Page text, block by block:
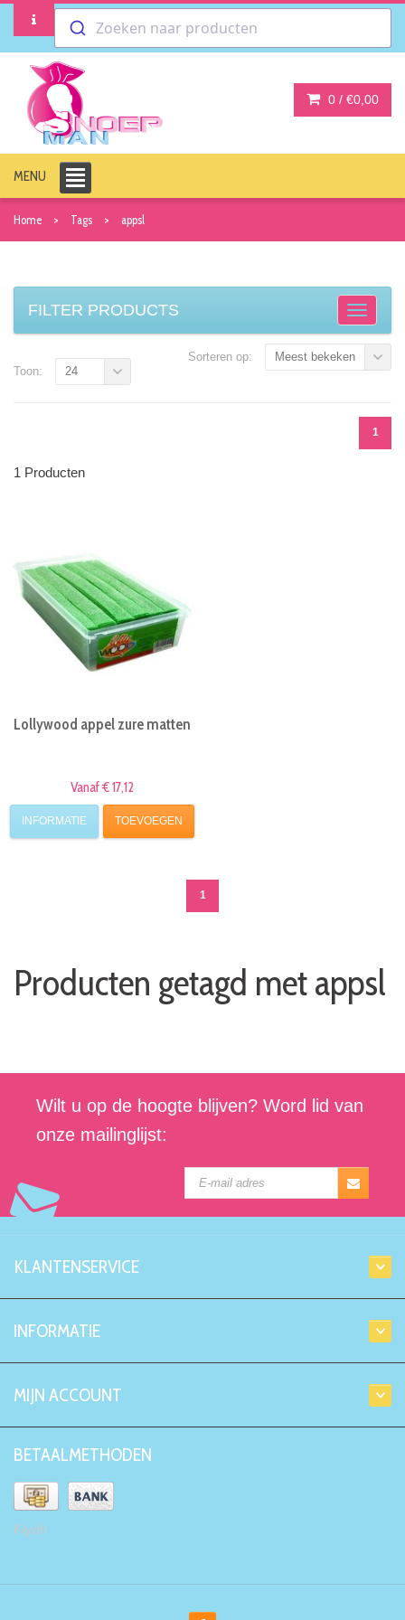
Zoeken naar producten
0 / €0,00
MENU
Home Tags appsl
FILTER PRODUCTS
Sorteren op: Meest bekeken
1
Toon: 24
1 Producten
Lollywood appel zure matten
Vanaf € 17,12
INFORMATIE TOEVOEGEN
1
Producten getagd met appsl
Wilt u op de hoogte blijven? Word lid van
onze mailinglijst:
KLANTENSERVICE
INFORMATIE
MIJN ACCOUNT
BETAALMETHODEN
Kiyoh